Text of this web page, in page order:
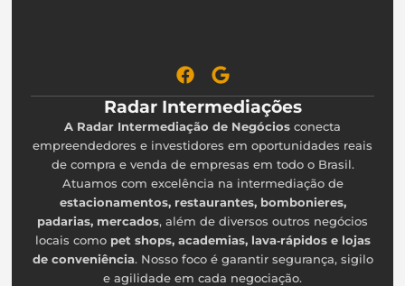
Radar Intermediações
A Radar Intermediação de Negócios conecta
empreendedores e investidores em oportunidades reais
de compra e venda de empresas em todo o Brasil.
Atuamos com excelência na intermediação de
estacionamentos, restaurantes, bombonieres,
padarias, mercados, além de diversos outros negócios
locais como pet shops, academias, lava‑rápidos e lojas
de conveniência. Nosso foco é garantir segurança, sigilo
e agilidade em cada negociação.